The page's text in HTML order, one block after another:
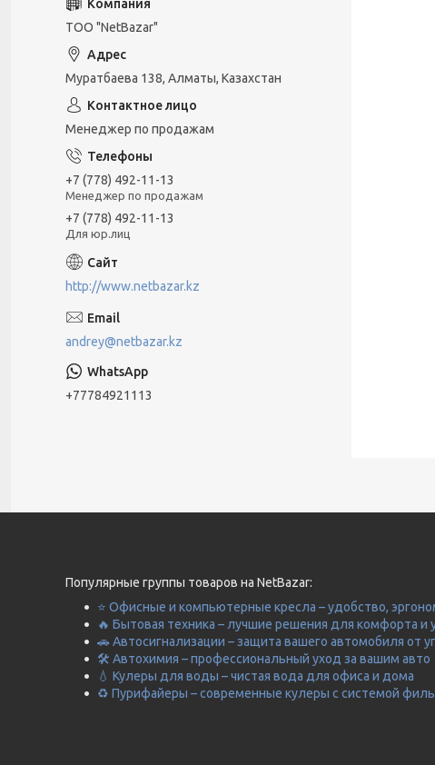
ТОО "NetBazar"
Муратбаева 138, Алматы, Казахстан
Менеджер по продажам
+7 (778) 492-11-13
Менеджер по продажам
+7 (778) 492-11-13
Для юр.лиц
http://www.netbazar.kz
andrey@netbazar.kz
+77784921113
Популярные группы товаров на NetBazar:
⭐ Офисные и компьютерные кресла – удобство,
🔥 Бытовая техника – лучшие решения для комфорта и
🚗 Автосигнализации – защита вашего автомобиля от
🛠️ Автохимия – профессиональный уход за вашим авто
💧 Кулеры для воды – чистая вода для офиса и дома
♻️ Пурифайеры – современные кулеры с системой